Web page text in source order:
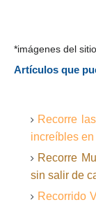
*imágenes del
Artículos que
Recorre
increíbles
Recorre
sin salir de
Recorrido